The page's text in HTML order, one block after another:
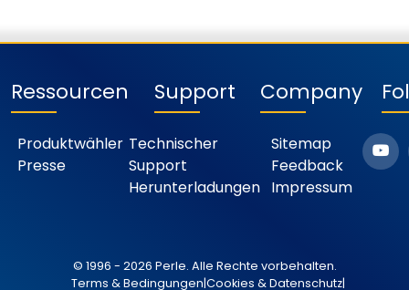
Ressourcen
Produktwähler
Presse
Support
Technischer
Support
Herunterladungen
Company
Sitemap
Feedback
Impressum
© 1996 - 2026 Perle. Alle Rechte vorbehalten.
Terms & Bedingungen|Cookies & Datenschutz|